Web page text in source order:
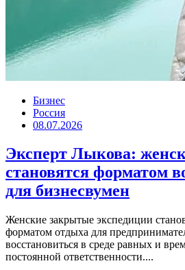
Бизнес
Россия
08.07.2026
Эксперт Лыкова:
становятся форматом
для бизнесвумен
Женские закрытые экспедиции
форматом отдыха для
восстановиться в среде равных и
постоянной ответственности....